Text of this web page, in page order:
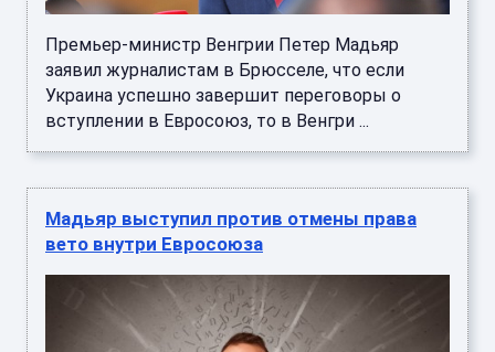
Премьер-министр Венгрии Петер Мадьяр
заявил журналистам в Брюсселе, что если
Украина успешно завершит переговоры о
вступлении в Евросоюз, то в Венгри ...
Мадьяр выступил против отмены права
вето внутри Евросоюза